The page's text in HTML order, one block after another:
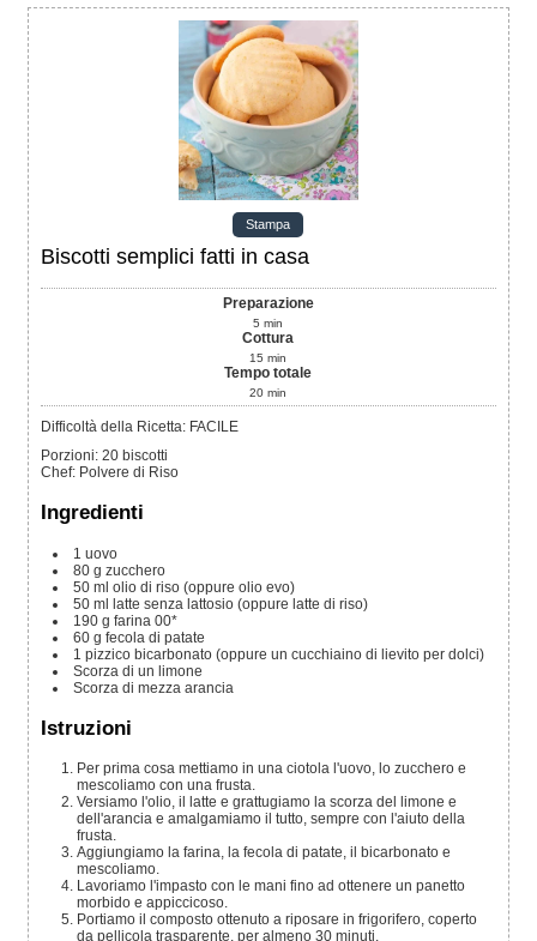
Stampa
Biscotti semplici fatti in casa
Preparazione
5 min
Cottura
15 min
Tempo totale
20 min
Difficoltà della Ricetta: FACILE
Porzioni:20 biscotti
Chef: Polvere di Riso
Ingredienti
1 uovo
80 g zucchero
50 ml olio di riso (oppure olio evo)
50 ml latte senza lattosio (oppure latte di riso)
190 g farina 00*
60 g fecola di patate
1 pizzico bicarbonato (oppure un cucchiaino di lievito per dolci)
Scorza di un limone
Scorza di mezza arancia
Istruzioni
Per prima cosa mettiamo in una ciotola l'uovo, lo zucchero e
mescoliamo con una frusta.
Versiamo l'olio, il latte e grattugiamo la scorza del limone e
dell'arancia e amalgamiamo il tutto, sempre con l'aiuto della
frusta.
Aggiungiamo la farina, la fecola di patate, il bicarbonato e
mescoliamo.
Lavoriamo l'impasto con le mani fino ad ottenere un panetto
morbido e appiccicoso.
Portiamo il composto ottenuto a riposare in frigorifero, coperto
da pellicola trasparente, per almeno 30 minuti.